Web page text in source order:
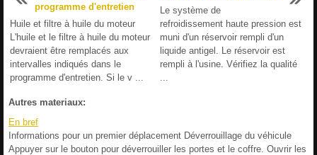
programme d'entretien
Huile et filtre à huile du moteur
L'huile et le filtre à huile du moteur
devraient être remplacés aux
intervalles indiqués dans le
programme d'entretien. Si le v ...
Le système de
refroidissement haute pression est
muni d'un réservoir rempli d'un
liquide antigel. Le réservoir est
rempli à l'usine. Vérifiez la qualité
Autres materiaux:
En bref
Informations pour un premier déplacement Déverrouillage du véhicule
Appuyer sur le bouton pour déverrouiller les portes et le coffre. Ouvrir les